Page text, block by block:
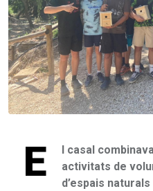
E
l casal
activitats de
d’espais